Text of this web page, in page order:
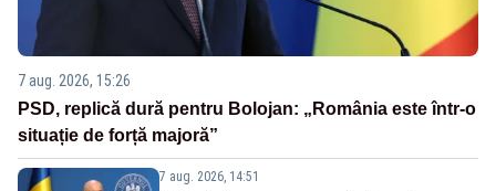
7 aug. 2026, 15:26
PSD, replică dură pentru Bolojan: „România este într-o
situație de forță majoră”
7 aug. 2026, 14:51